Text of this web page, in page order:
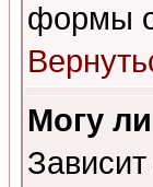
формы
Могу